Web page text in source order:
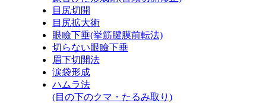
目尻切開
目尻拡大術
眼瞼下垂(挙筋腱膜前転法)
切らない眼瞼下垂
眉下切開法
涙袋形成
ハムラ法
(目の下のクマ・たるみ取り)